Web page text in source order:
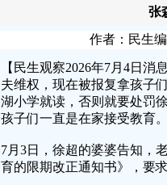
张
作者：民生
【民生观察2026年7月4日
夫维权，现在被报复拿孩子
湖小学就读，否则就要处罚
孩子们一直是在家接受教育
7月3日，徐超的婆婆告知，
育的限期改正通知书》，要